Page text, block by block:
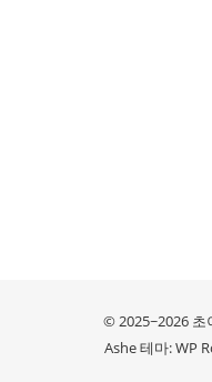
© 2025~2026 초
Ashe 테마:WP